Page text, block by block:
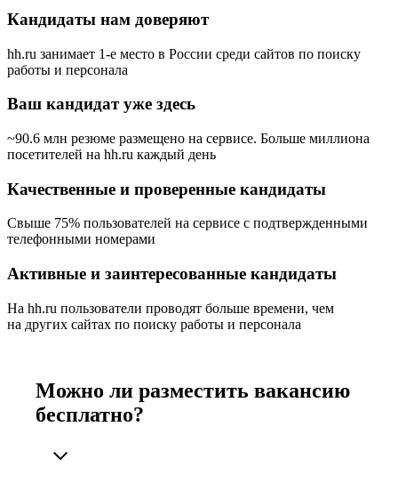
Кандидаты нам доверяют
hh.ru занимает 1-е место в России среди сайтов по поиску
работы и персонала
Ваш кандидат уже здесь
~90.6 млн резюме размещено на сервисе. Больше миллиона
посетителей на hh.ru каждый день
Качественные и проверенные кандидаты
Свыше 75% пользователей на сервисе с подтвержденными
телефонными номерами
Активные и заинтересованные кандидаты
На hh.ru пользователи проводят больше времени, чем
на других сайтах по поиску работы и персонала
Можно ли разместить вакансию
бесплатно?